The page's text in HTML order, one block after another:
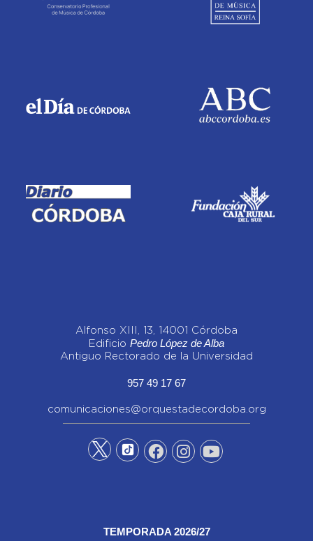
Alfonso XIII, 13, 14001 Córdoba
Edificio Pedro López de Alba
Antiguo Rectorado de la Universidad
957 49 17 67
comunicaciones@orquestadecordoba.org
TEMPORADA 2026/27